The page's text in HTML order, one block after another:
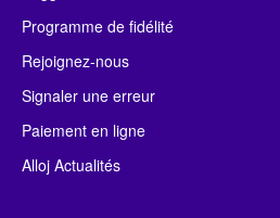
Programme de fidélité
Rejoignez-nous
Signaler une erreur
Paiement en ligne
Alloj Actualités